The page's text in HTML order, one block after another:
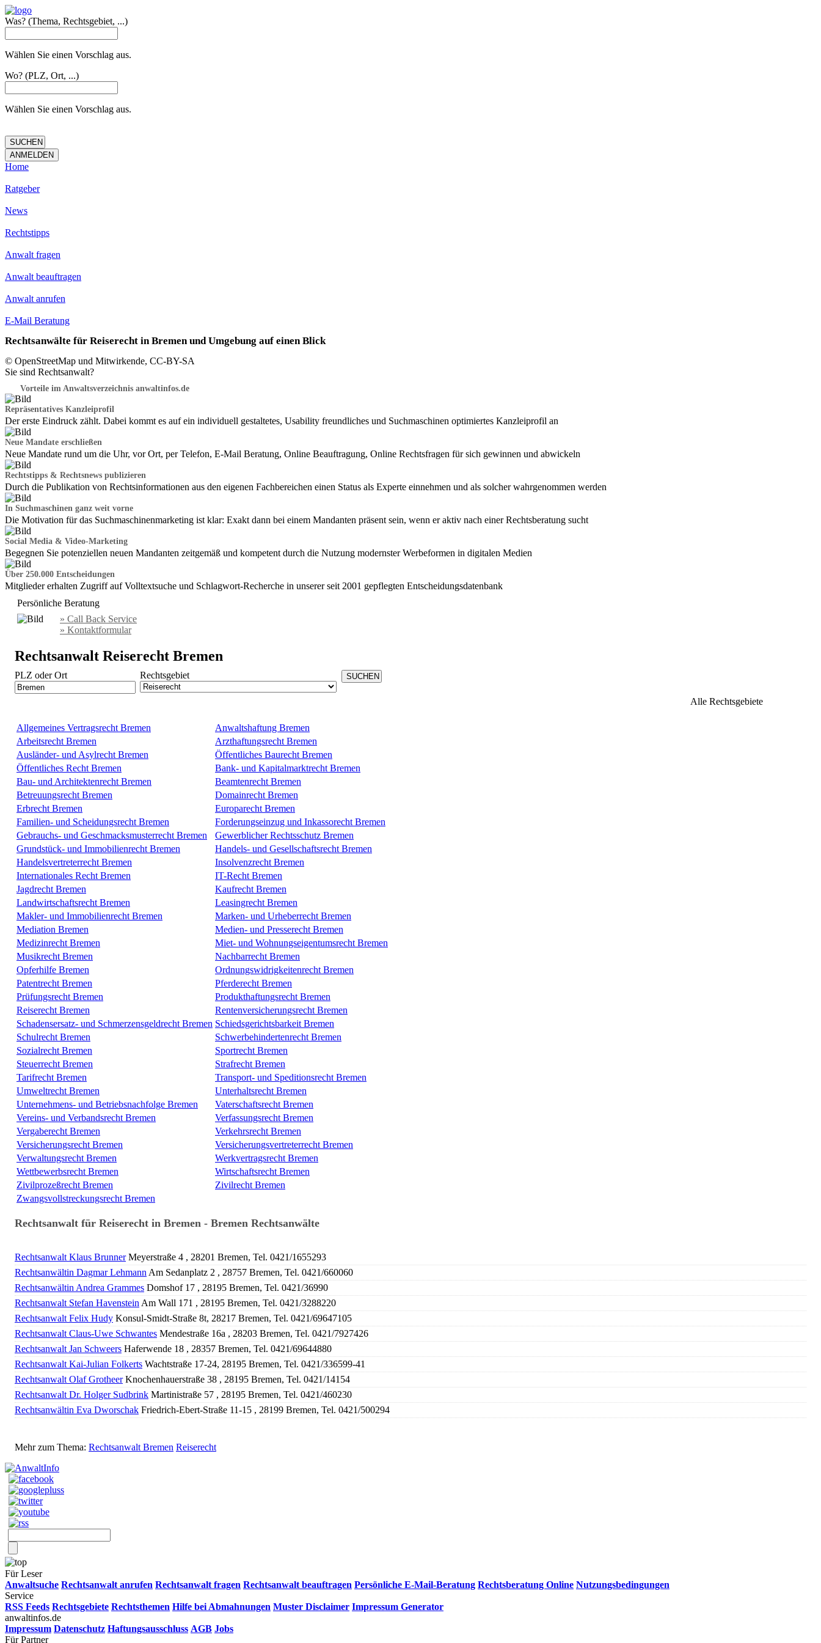
Was? (Thema, Rechtsgebiet, ...)
Wählen Sie einen Vorschlag aus.
Wo? (PLZ, Ort, ...)
Wählen Sie einen Vorschlag aus.
Home
Ratgeber
News
Rechtstipps
Anwalt fragen
Anwalt beauftragen
Anwalt anrufen
E-Mail Beratung
Rechtsanwälte für Reiserecht in Bremen und Umgebung auf einen Blick
© OpenStreetMap und Mitwirkende, CC-BY-SA
Sie sind Rechtsanwalt?
Vorteile im Anwaltsverzeichnis anwaltinfos.de
Repräsentatives Kanzleiprofil
Der erste Eindruck zählt. Dabei kommt es auf ein individuell gestaltetes, Usability freundliches und Suchmaschinen optimiertes Kanzleiprofil an
Neue Mandate erschließen
Neue Mandate rund um die Uhr, vor Ort, per Telefon, E-Mail Beratung, Online Beauftragung, Online Rechtsfragen für sich gewinnen und abwickeln
Rechtstipps & Rechtsnews publizieren
Durch die Publikation von Rechtsinformationen aus den eigenen Fachbereichen einen Status als Experte einnehmen und als solcher wahrgenommen werden
In Suchmaschinen ganz weit vorne
Die Motivation für das Suchmaschinenmarketing ist klar: Exakt dann bei einem Mandanten präsent sein, wenn er aktiv nach einer Rechtsberatung sucht
Social Media & Video-Marketing
Begegnen Sie potenziellen neuen Mandanten zeitgemäß und kompetent durch die Nutzung modernster Werbeformen in digitalen Medien
Über 250.000 Entscheidungen
Mitglieder erhalten Zugriff auf Volltextsuche und Schlagwort-Recherche in unserer seit 2001 gepflegten Entscheidungsdatenbank
Persönliche Beratung
» Call Back Service
» Kontaktformular
Rechtsanwalt Reiserecht Bremen
PLZ oder Ort Rechtsgebiet
Alle Rechtsgebiete
Allgemeines Vertragsrecht Bremen
Anwaltshaftung Bremen
Arbeitsrecht Bremen
Arzthaftungsrecht Bremen
Ausländer- und Asylrecht Bremen
Öffentliches Baurecht Bremen
Öffentliches Recht Bremen
Bank- und Kapitalmarktrecht Bremen
Bau- und Architektenrecht Bremen
Beamtenrecht Bremen
Betreuungsrecht Bremen
Domainrecht Bremen
Erbrecht Bremen
Europarecht Bremen
Familien- und Scheidungsrecht Bremen
Forderungseinzug und Inkassorecht Bremen
Gebrauchs- und Geschmacksmusterrecht Bremen
Gewerblicher Rechtsschutz Bremen
Grundstück- und Immobilienrecht Bremen
Handels- und Gesellschaftsrecht Bremen
Handelsvertreterrecht Bremen
Insolvenzrecht Bremen
Internationales Recht Bremen
IT-Recht Bremen
Jagdrecht Bremen
Kaufrecht Bremen
Landwirtschaftsrecht Bremen
Leasingrecht Bremen
Makler- und Immobilienrecht Bremen
Marken- und Urheberrecht Bremen
Mediation Bremen
Medien- und Presserecht Bremen
Medizinrecht Bremen
Miet- und Wohnungseigentumsrecht Bremen
Musikrecht Bremen
Nachbarrecht Bremen
Opferhilfe Bremen
Ordnungswidrigkeitenrecht Bremen
Patentrecht Bremen
Pferderecht Bremen
Prüfungsrecht Bremen
Produkthaftungsrecht Bremen
Reiserecht Bremen
Rentenversicherungsrecht Bremen
Schadensersatz- und Schmerzensgeldrecht Bremen Schiedsgerichtsbarkeit Bremen
Schulrecht Bremen
Schwerbehindertenrecht Bremen
Sozialrecht Bremen
Sportrecht Bremen
Steuerrecht Bremen
Strafrecht Bremen
Tarifrecht Bremen
Transport- und Speditionsrecht Bremen
Umweltrecht Bremen
Unterhaltsrecht Bremen
Unternehmens- und Betriebsnachfolge Bremen
Vaterschaftsrecht Bremen
Vereins- und Verbandsrecht Bremen
Verfassungsrecht Bremen
Vergaberecht Bremen
Verkehrsrecht Bremen
Versicherungsrecht Bremen
Versicherungsvertreterrecht Bremen
Verwaltungsrecht Bremen
Werkvertragsrecht Bremen
Wettbewerbsrecht Bremen
Wirtschaftsrecht Bremen
Zivilprozeßrecht Bremen
Zivilrecht Bremen
Zwangsvollstreckungsrecht Bremen
Rechtsanwalt für Reiserecht in Bremen - Bremen Rechtsanwälte
Rechtsanwalt Klaus BrunnerMeyerstraße 4 , 28201 Bremen, Tel. 0421/1655293
Rechtsanwältin Dagmar Lehmann Am Sedanplatz 2 , 28757 Bremen, Tel. 0421/660060
Rechtsanwältin Andrea Grammes Domshof 17 , 28195 Bremen, Tel. 0421/36990
Rechtsanwalt Stefan Havenstein Am Wall 171 , 28195 Bremen, Tel. 0421/3288220
Rechtsanwalt Felix Hudy Konsul-Smidt-Straße 8t, 28217 Bremen, Tel. 0421/69647105
Rechtsanwalt Claus-Uwe Schwantes Mendestraße 16a , 28203 Bremen, Tel. 0421/7927426
Rechtsanwalt Jan Schweers Haferwende 18 , 28357 Bremen, Tel. 0421/69644880
Rechtsanwalt Kai-Julian Folkerts Wachtstraße 17-24, 28195 Bremen, Tel. 0421/336599-41
Rechtsanwalt Olaf GrotheerKnochenhauerstraße 38 , 28195 Bremen, Tel. 0421/14154
Rechtsanwalt Dr. Holger Sudbrink Martinistraße 57 , 28195 Bremen, Tel. 0421/460230
Rechtsanwältin Eva Dworschak Friedrich-Ebert-Straße 11-15 , 28199 Bremen, Tel. 0421/500294
Mehr zum Thema: Rechtsanwalt Bremen Reiserecht
Für Leser
Anwaltsuche Rechtsanwalt anrufen Rechtsanwalt fragen Rechtsanwalt beauftragen Persönliche E-Mail-Beratung Rechtsberatung Online Nutzungsbedingungen
Service
RSS Feeds Rechtsgebiete Rechtsthemen Hilfe bei Abmahnungen Muster Disclaimer Impressum Generator
anwaltinfos.de
Impressum Datenschutz Haftungsausschluss AGB Jobs
Für Partner